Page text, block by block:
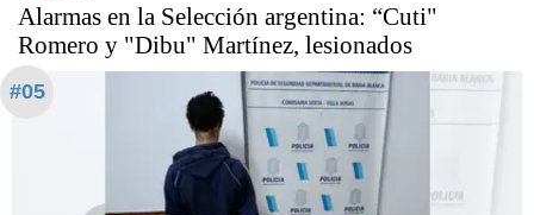
Alarmas en la Selección argentina: “Cuti"
Romero y "Dibu" Martínez, lesionados
#05